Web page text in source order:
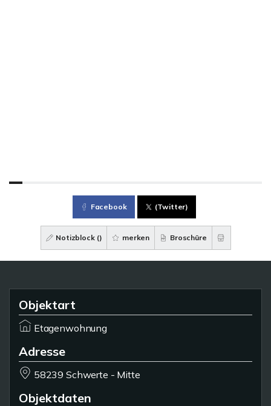
Facebook (Twitter)
Notizblock () merken Broschüre
Objektart
Etagenwohnung
Adresse
58239 Schwerte - Mitte
Objektdaten